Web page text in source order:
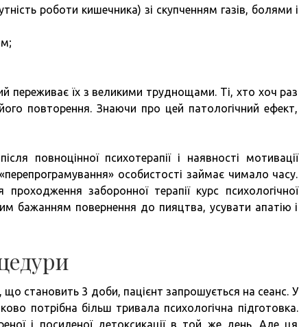
роботи кишечника) зі скупченням газів, болями і
переживає їх з великими труднощами. Ті, хто хоч раз
повторення. Знаючи про цей патологічний ефект,
повноцінної психотерапії і наявності мотивації
особистості займає чимало часу.
заборонної терапії курс психологічної
бажанням повернення до пияцтва, усувати апатію і
що становить 3 доби, пацієнт запрошується на сеанс. У
потрібна більш тривала психологічна підготовка.
і посиленої детоксикації в той же день. Але ця